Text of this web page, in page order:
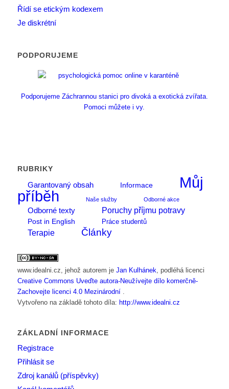
Řídí se etickým kodexem
Je diskrétní
PODPORUJEME
Podporujeme Záchrannou stanici pro divoká a exotická zvířata.
Pomoci můžete i vy.
RUBRIKY
Garantovaný obsah
Informace
Můj
příběh
Naše služby Odborné akce
Odborné texty Poruchy příjmu potravy
Post in English Práce studentů
Terapie Články
www.idealni.cz , jehož autorem je Jan Kulhánek , podléhá licenci
Creative Commons Uveďte autora-Neužívejte dílo komerčně-
Zachovejte licenci 4.0 Mezinárodní
Vytvořeno na základě tohoto díla: http://www.idealni.cz
ZÁKLADNÍ INFORMACE
Registrace
Přihlásit se
Zdroj kanálů (příspěvky)